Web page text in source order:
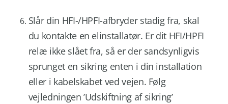
Slår din HFI-/HPFI-afbryder stadig fra, skal
du kontakte en elinstallatør. Er dit HFI/HPFI
relæ ikke slået fra, så er der sandsynligvis
sprunget en sikring enten i din installation
eller i kabelskabet ved vejen. Følg
vejledningen ’Udskiftning af sikring’